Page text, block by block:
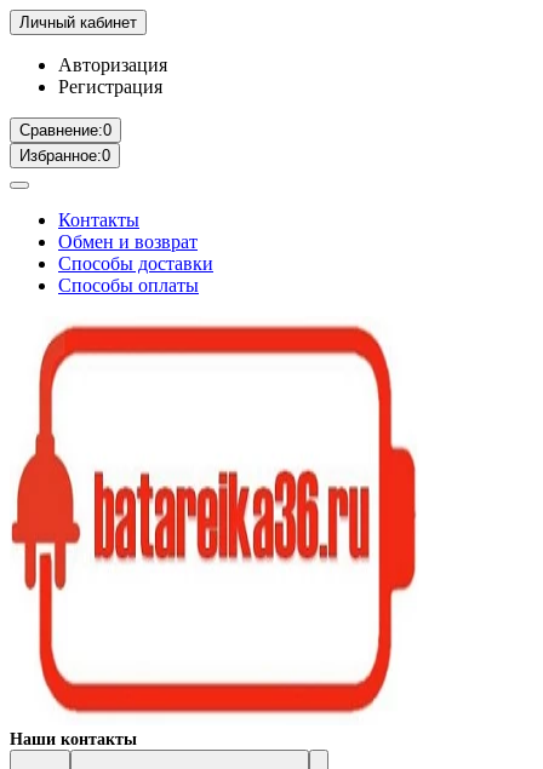
Личный кабинет
Авторизация
Регистрация
Сравнение:0
Избранное:0
Контакты
Обмен и возврат
Способы доставки
Способы оплаты
Наши контакты